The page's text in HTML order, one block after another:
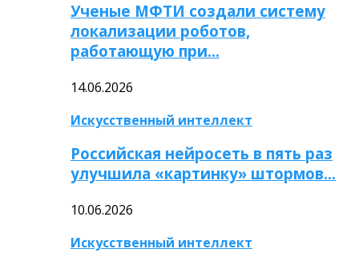
Ученые МФТИ создали систему
локализации роботов,
работающую при…
14.06.2026
Искусственный интеллект
Российская нейросеть в пять раз
улучшила «картинку» штормов…
10.06.2026
Искусственный интеллект